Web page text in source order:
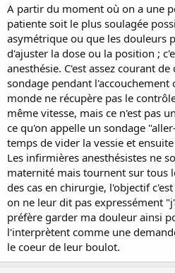
A partir du moment où on a une
patiente soit le plus soulagée
asymétrique ou que les douleurs
d'ajuster la dose ou la position ;
anesthésie. C'est assez courant
sondage pendant l'accouchement
monde ne récupère pas le
même vitesse, mais ce n'est pas
ce qu'on appelle un sondage
temps de vider la vessie et
Les infirmières anesthésistes ne
maternité mais tournent sur tous
des cas en chirurgie, l'objectif
on ne leur dit pas expressément
préfère garder ma douleur ainsi
l'interprètent comme une
le coeur de leur boulot.